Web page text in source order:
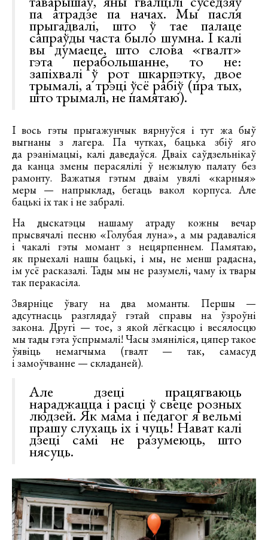
па атрадзе па начах. Мы пасля
прыгадвалі, што ў тае палаце
сапраўды часта было шумна. І калі
вы думаеце, што слова «гвалт»
гэта перабольшанне, то не:
запіхвалі ў рот шкарпэтку, двое
трымалі, а трэці ўсё рабіў (пра тых,
што трымалі, не памятаю).
І вось гэты прыгажунчык вярнуўся і тут жа быў
выгнаны з лагера. Па чутках, бацька збіў яго
да рэанімацыі, калі даведаўся. Дваіх саўдзельнікаў
да канца змены перасялілі ў нежылую палату без
рамонту. Важатыя гэтым дваім увялі «карныя»
меры — напрыклад, бегаць вакол корпуса. Але
бацькі іх так і не забралі.
На дыскатэцы нашаму атраду кожны вечар
прысвячалі песню «Голубая луна», а мы радаваліся
і чакалі гэты момант з нецярпеннем. Памятаю,
як прыехалі нашы бацькі, і мы, не менш радасна,
ім усё расказалі. Тады мы не разумелі, чаму іх твары
так перакасіла.
Звярніце ўвагу на два моманты. Першы —
адсутнасць разглядаў гэтай справы на ўзроўні
закона. Другі — тое, з якой лёгкасцю і весялосцю
мы тады гэта ўспрымалі! Часы змяніліся, цяпер такое
ўявіць немагчыма (гвалт — так, самасуд
і замоўчванне — складаней).
Але дзеці працягваюць
нараджацца і расці ў свеце розных
людзей. Як мама і педагог я вельмі
прашу слухаць іх і чуць! Нават калі
дзеці самі не разумеюць, што
нясуць.